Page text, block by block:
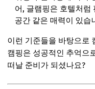
어, 글램핑은 호텔처럼
공간 같은 매력이 있습
이런 기준들을 바탕으로
캠핑은 성공적인 추억으
떠날 준비가 되셨나요?